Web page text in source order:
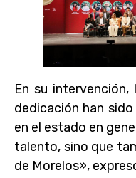
En su
dedicación han
en el estado en
talento, sino que
de Morelos»,